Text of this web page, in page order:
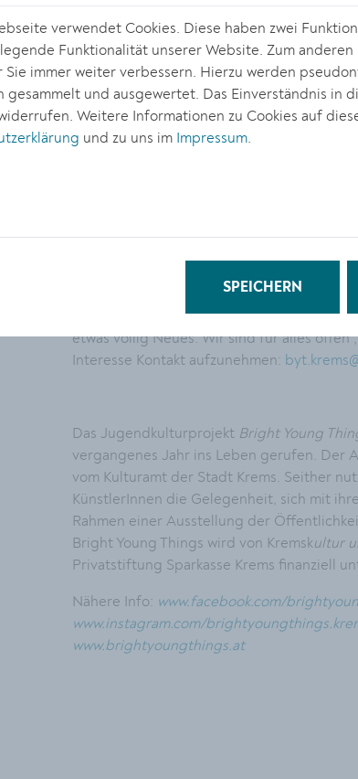
Eva Kadlec: „Wir unterstützten junge
und 27 Jahre, ihre Ideen umzusetzen. Sei
etwas völlig Neues. Wir sind für alles
Interesse Kontakt aufzunehmen:
Das Jugendkulturprojekt Bright Young
vergangenes Jahr ins Leben gerufen. Der
vom Kulturamt der Stadt Krems. Seither
KünstlerInnen die Gelegenheit, sich mit
Rahmen einer Ausstellung der
Bright Young Things wird von Kremskultur
Privatstiftung Sparkasse Krems finanziell
Nähere Info: www.facebook.com/
www.instagram.com/
www.brightyoungthings.at
verwendet Cookies. Diese haben zwei
Funktionalität unserer Website. Zum
Sie immer weiter verbessern. Hierzu werden
gesammelt und ausgewertet. Das Einverständnis in
Weitere Informationen zu Cookies auf
und zu uns im Impressum.
SPEICHERN